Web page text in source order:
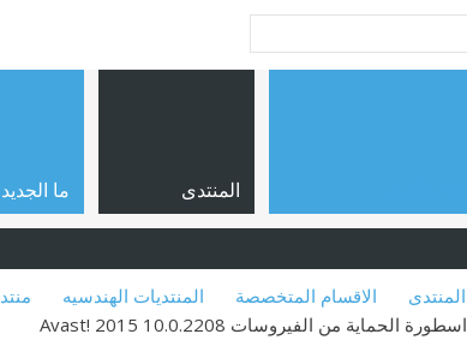
المنتدى ما
المنتدى الاقسام المتخصصة المنتديات الهندسيه
اسطورة الحماية من الفيروسات Avast! 2015 10.0.2208